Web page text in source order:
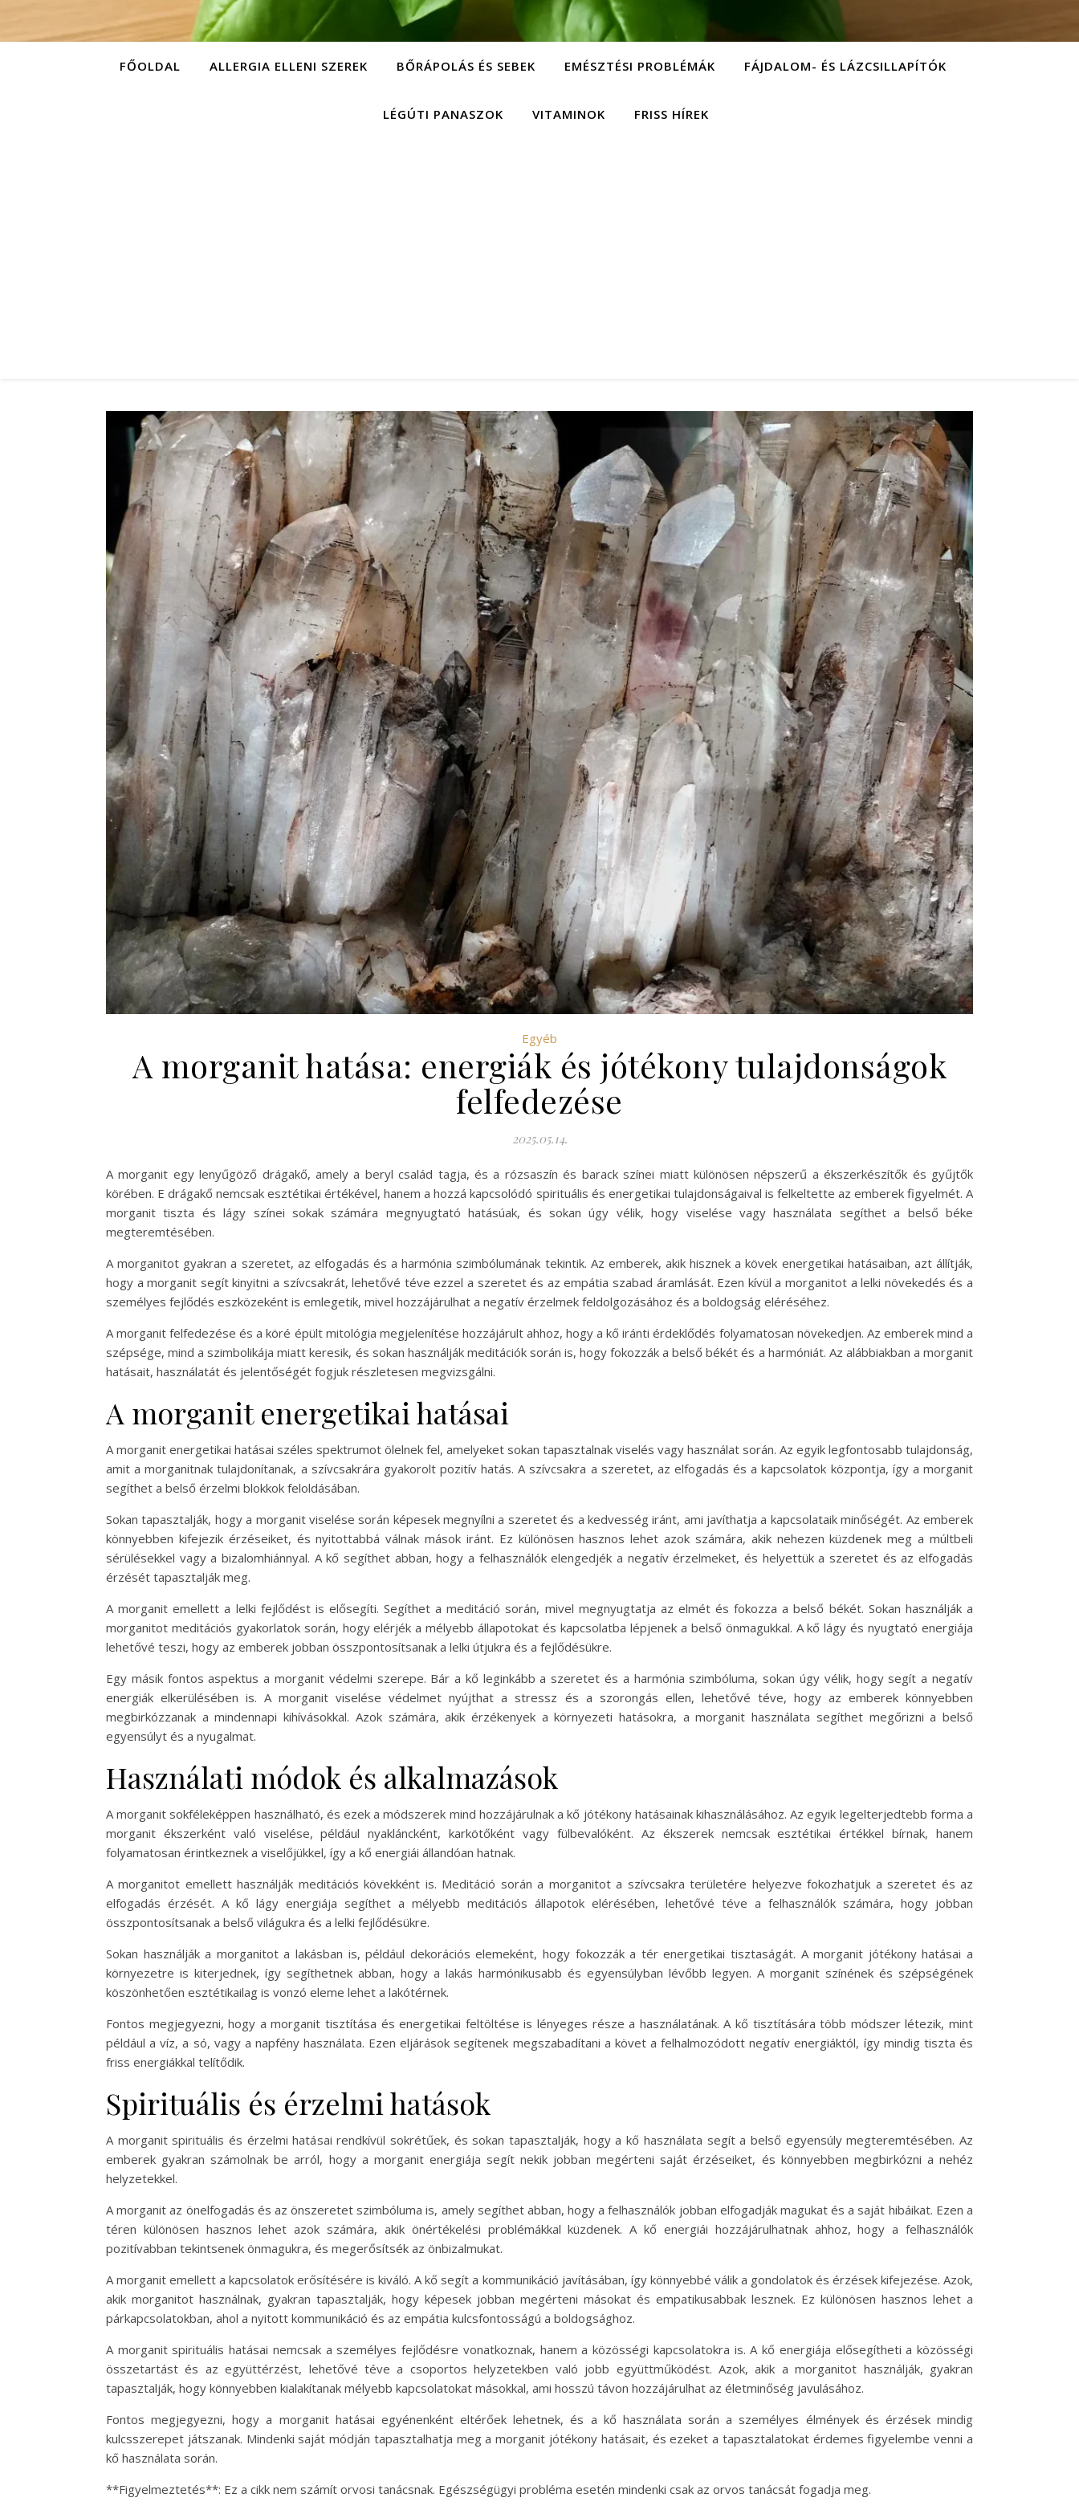
FŐOLDAL ALLERGIA ELLENI SZEREK BŐRÁPOLÁS ÉS SEBEK EMÉSZTÉSI PROBLÉMÁK FÁJDALOM- ÉS LÁZCSILLAPÍTÓK
LÉGÚTI PANASZOK VITAMINOK FRISS HÍREK
Egyéb
A morganit hatása: energiák és jótékony tulajdonságok
felfedezése
2025.05.14.
A morganit egy lenyűgöző drágakő, amely a beryl család tagja, és a rózsaszín és barack színei miatt különösen népszerű a ékszerkészítők és gyűjtők
körében. E drágakő nemcsak esztétikai értékével, hanem a hozzá kapcsolódó spirituális és energetikai tulajdonságaival is felkeltette az emberek figyelmét. A
morganit tiszta és lágy színei sokak számára megnyugtató hatásúak, és sokan úgy vélik, hogy viselése vagy használata segíthet a belső béke
megteremtésében.
A morganitot gyakran a szeretet, az elfogadás és a harmónia szimbólumának tekintik. Az emberek, akik hisznek a kövek energetikai hatásaiban, azt állítják,
hogy a morganit segít kinyitni a szívcsakrát, lehetővé téve ezzel a szeretet és az empátia szabad áramlását. Ezen kívül a morganitot a lelki növekedés és a
személyes fejlődés eszközeként is emlegetik, mivel hozzájárulhat a negatív érzelmek feldolgozásához és a boldogság eléréséhez.
A morganit felfedezése és a köré épült mitológia megjelenítése hozzájárult ahhoz, hogy a kő iránti érdeklődés folyamatosan növekedjen. Az emberek mind a
szépsége, mind a szimbolikája miatt keresik, és sokan használják meditációk során is, hogy fokozzák a belső békét és a harmóniát. Az alábbiakban a morganit
hatásait, használatát és jelentőségét fogjuk részletesen megvizsgálni.
A morganit energetikai hatásai
A morganit energetikai hatásai széles spektrumot ölelnek fel, amelyeket sokan tapasztalnak viselés vagy használat során. Az egyik legfontosabb tulajdonság,
amit a morganitnak tulajdonítanak, a szívcsakrára gyakorolt pozitív hatás. A szívcsakra a szeretet, az elfogadás és a kapcsolatok központja, így a morganit
segíthet a belső érzelmi blokkok feloldásában.
Sokan tapasztalják, hogy a morganit viselése során képesek megnyílni a szeretet és a kedvesség iránt, ami javíthatja a kapcsolataik minőségét. Az emberek
könnyebben kifejezik érzéseiket, és nyitottabbá válnak mások iránt. Ez különösen hasznos lehet azok számára, akik nehezen küzdenek meg a múltbeli
sérülésekkel vagy a bizalomhiánnyal. A kő segíthet abban, hogy a felhasználók elengedjék a negatív érzelmeket, és helyettük a szeretet és az elfogadás
érzését tapasztalják meg.
A morganit emellett a lelki fejlődést is elősegíti. Segíthet a meditáció során, mivel megnyugtatja az elmét és fokozza a belső békét. Sokan használják a
morganitot meditációs gyakorlatok során, hogy elérjék a mélyebb állapotokat és kapcsolatba lépjenek a belső önmagukkal. A kő lágy és nyugtató energiája
lehetővé teszi, hogy az emberek jobban összpontosítsanak a lelki útjukra és a fejlődésükre.
Egy másik fontos aspektus a morganit védelmi szerepe. Bár a kő leginkább a szeretet és a harmónia szimbóluma, sokan úgy vélik, hogy segít a negatív
energiák elkerülésében is. A morganit viselése védelmet nyújthat a stressz és a szorongás ellen, lehetővé téve, hogy az emberek könnyebben
megbirkózzanak a mindennapi kihívásokkal. Azok számára, akik érzékenyek a környezeti hatásokra, a morganit használata segíthet megőrizni a belső
egyensúlyt és a nyugalmat.
Használati módok és alkalmazások
A morganit sokféleképpen használható, és ezek a módszerek mind hozzájárulnak a kő jótékony hatásainak kihasználásához. Az egyik legelterjedtebb forma a
morganit ékszerként való viselése, például nyakláncként, karkötőként vagy fülbevalóként. Az ékszerek nemcsak esztétikai értékkel bírnak, hanem
folyamatosan érintkeznek a viselőjükkel, így a kő energiái állandóan hatnak.
A morganitot emellett használják meditációs kövekként is. Meditáció során a morganitot a szívcsakra területére helyezve fokozhatjuk a szeretet és az
elfogadás érzését. A kő lágy energiája segíthet a mélyebb meditációs állapotok elérésében, lehetővé téve a felhasználók számára, hogy jobban
összpontosítsanak a belső világukra és a lelki fejlődésükre.
Sokan használják a morganitot a lakásban is, például dekorációs elemeként, hogy fokozzák a tér energetikai tisztaságát. A morganit jótékony hatásai a
környezetre is kiterjednek, így segíthetnek abban, hogy a lakás harmónikusabb és egyensúlyban lévőbb legyen. A morganit színének és szépségének
köszönhetően esztétikailag is vonzó eleme lehet a lakótérnek.
Fontos megjegyezni, hogy a morganit tisztítása és energetikai feltöltése is lényeges része a használatának. A kő tisztítására több módszer létezik, mint
például a víz, a só, vagy a napfény használata. Ezen eljárások segítenek megszabadítani a követ a felhalmozódott negatív energiáktól, így mindig tiszta és
friss energiákkal telítődik.
Spirituális és érzelmi hatások
A morganit spirituális és érzelmi hatásai rendkívül sokrétűek, és sokan tapasztalják, hogy a kő használata segít a belső egyensúly megteremtésében. Az
emberek gyakran számolnak be arról, hogy a morganit energiája segít nekik jobban megérteni saját érzéseiket, és könnyebben megbirkózni a nehéz
helyzetekkel.
A morganit az önelfogadás és az önszeretet szimbóluma is, amely segíthet abban, hogy a felhasználók jobban elfogadják magukat és a saját hibáikat. Ezen a
téren különösen hasznos lehet azok számára, akik önértékelési problémákkal küzdenek. A kő energiái hozzájárulhatnak ahhoz, hogy a felhasználók
pozitívabban tekintsenek önmagukra, és megerősítsék az önbizalmukat.
A morganit emellett a kapcsolatok erősítésére is kiváló. A kő segít a kommunikáció javításában, így könnyebbé válik a gondolatok és érzések kifejezése. Azok,
akik morganitot használnak, gyakran tapasztalják, hogy képesek jobban megérteni másokat és empatikusabbak lesznek. Ez különösen hasznos lehet a
párkapcsolatokban, ahol a nyitott kommunikáció és az empátia kulcsfontosságú a boldogsághoz.
A morganit spirituális hatásai nemcsak a személyes fejlődésre vonatkoznak, hanem a közösségi kapcsolatokra is. A kő energiája elősegítheti a közösségi
összetartást és az együttérzést, lehetővé téve a csoportos helyzetekben való jobb együttműködést. Azok, akik a morganitot használják, gyakran
tapasztalják, hogy könnyebben kialakítanak mélyebb kapcsolatokat másokkal, ami hosszú távon hozzájárulhat az életminőség javulásához.
Fontos megjegyezni, hogy a morganit hatásai egyénenként eltérőek lehetnek, és a kő használata során a személyes élmények és érzések mindig
kulcsszerepet játszanak. Mindenki saját módján tapasztalhatja meg a morganit jótékony hatásait, és ezeket a tapasztalatokat érdemes figyelembe venni a
kő használata során.
**Figyelmeztetés**: Ez a cikk nem számít orvosi tanácsnak. Egészségügyi probléma esetén mindenki csak az orvos tanácsát fogadja meg.